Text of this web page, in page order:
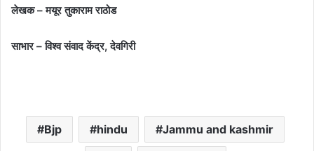
लेखक – मयूर तुकाराम राठोड
साभार – विश्व संवाद केंद्र, देवगिरी
Bjp hindu Jammu and kashmir